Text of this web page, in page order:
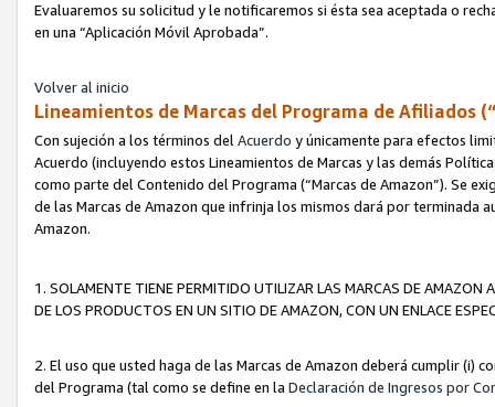
Evaluaremos su solicitud y le notificaremos si ésta sea aceptada o
en una “Aplicación Móvil Aprobada”.
Volver al inicio
Lineamientos de Marcas del Programa de Afiliados
Con sujeción a los términos del Acuerdo y únicamente para efectos
Acuerdo (incluyendo estos Lineamientos de Marcas y las demás
como parte del Contenido del Programa (“Marcas de Amazon”). Se
de las Marcas de Amazon que infrinja los mismos dará por terminada
Amazon.
1. SOLAMENTE TIENE PERMITIDO UTILIZAR LAS MARCAS DE
DE LOS PRODUCTOS EN UN SITIO DE AMAZON, CON UN ENLACE
2. El uso que usted haga de las Marcas de Amazon deberá cumplir (i)
del Programa (tal como se define en la Declaración de Ingresos por